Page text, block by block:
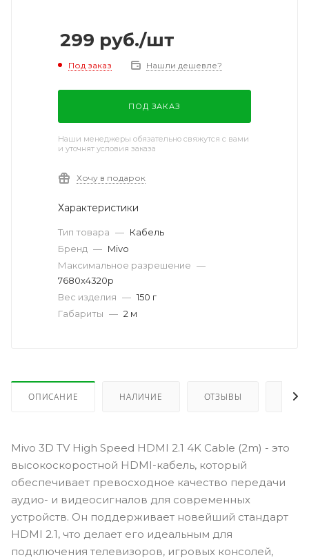
299 руб./шт
Под заказ Нашли дешевле?
ПОД ЗАКАЗ
Наши менеджеры обязательно свяжутся с вами
и уточнят условия заказа
Хочу в подарок
Характеристики
Тип товара — Кабель
Бренд — Mivo
Максимальное разрешение —
7680x4320p
Вес изделия — 150 г
Габариты — 2 м
ОПИСАНИЕ НАЛИЧИЕ ОТЗЫВЫ КАК
Mivo 3D TV High Speed HDMI 2.1 4K Cable (2m) - это
высокоскоростной HDMI-кабель, который
обеспечивает превосходное качество передачи
аудио- и видеосигналов для современных
устройств. Он поддерживает новейший стандарт
HDMI 2.1, что делает его идеальным для
подключения телевизоров, игровых консолей,